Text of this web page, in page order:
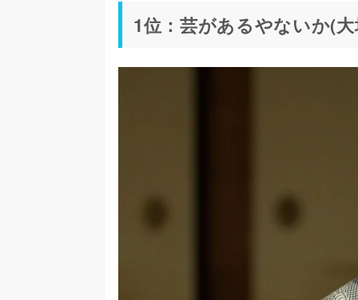
1位：芸があるやないか(